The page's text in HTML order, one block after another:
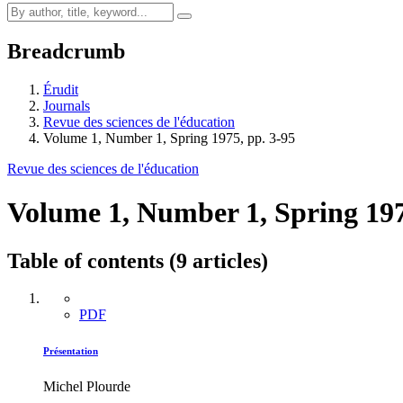
Breadcrumb
Érudit
Journals
Revue des sciences de l'éducation
Volume 1, Number 1, Spring 1975, pp. 3-95
Revue des sciences de l'éducation
Volume 1, Number 1, Spring
Table of contents (9 articles)
PDF
Présentation
Michel Plourde